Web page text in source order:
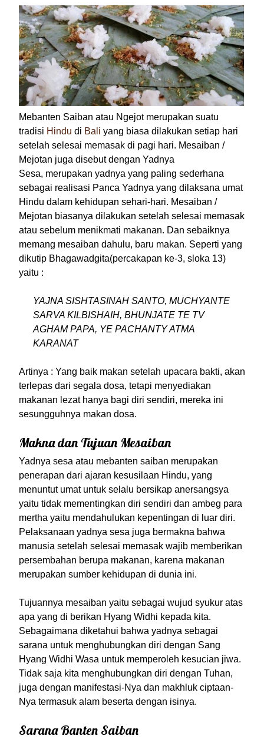
Mebanten Saiban atau Ngejot merupakan suatu
tradisi Hindu di Bali yang biasa dilakukan setiap hari
setelah selesai memasak di pagi hari. Mesaiban /
Mejotan juga disebut dengan Yadnya
Sesa, merupakan yadnya yang paling sederhana
sebagai realisasi Panca Yadnya yang dilaksana umat
Hindu dalam kehidupan sehari-hari. Mesaiban /
Mejotan biasanya dilakukan setelah selesai memasak
atau sebelum menikmati makanan. Dan sebaiknya
memang mesaiban dahulu, baru makan. Seperti yang
dikutip Bhagawadgita(percakapan ke-3, sloka 13)
yaitu :
YAJNA SISHTASINAH SANTO, MUCHYANTE
SARVA KILBISHAIH, BHUNJATE TE TV
AGHAM PAPA, YE PACHANTY ATMA
KARANAT
Artinya : Yang baik makan setelah upacara bakti, akan
terlepas dari segala dosa, tetapi menyediakan
makanan lezat hanya bagi diri sendiri, mereka ini
sesungguhnya makan dosa.
Makna dan Tujuan Mesaiban
Yadnya sesa atau mebanten saiban merupakan
penerapan dari ajaran kesusilaan Hindu, yang
menuntut umat untuk selalu bersikap anersangsya
yaitu tidak mementingkan diri sendiri dan ambeg para
mertha yaitu mendahulukan kepentingan di luar diri.
Pelaksanaan yadnya sesa juga bermakna bahwa
manusia setelah selesai memasak wajib memberikan
persembahan berupa makanan, karena makanan
merupakan sumber kehidupan di dunia ini.
Tujuannya mesaiban yaitu sebagai wujud syukur atas
apa yang di berikan Hyang Widhi kepada kita.
Sebagaimana diketahui bahwa yadnya sebagai
sarana untuk menghubungkan diri dengan Sang
Hyang Widhi Wasa untuk memperoleh kesucian jiwa.
Tidak saja kita menghubungkan diri dengan Tuhan,
juga dengan manifestasi-Nya dan makhluk ciptaan-
Nya termasuk alam beserta dengan isinya.
Sarana Banten Saiban